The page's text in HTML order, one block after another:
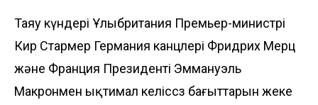
Таяу күндері Ұлыбритания Премьер-министрі
Кир Стармер Германия канцлері Фридрих Мерц
және Франция Президенті Эммануэль
Макронмен ықтимал келіссөз бағыттарын жеке